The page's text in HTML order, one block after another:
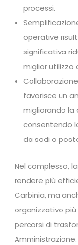
processi.
operative
significativa
miglior utilizzo
favorisce un
migliorando la
consentendo
da sedi o
Nel complesso,
rendere più
Carbinia, ma
organizzativo
percorsi di
Amministrazione.